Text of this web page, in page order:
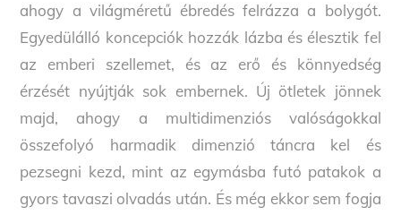
ahogy a világméretű ébredés felrázza a bolygót.
Egyedülálló koncepciók hozzák lázba és élesztik fel
az emberi szellemet, és az erő és könnyedség
érzését nyújtják sok embernek. Új ötletek jönnek
majd, ahogy a multidimenziós valóságokkal
összefolyó harmadik dimenzió táncra kel és
pezsegni kezd, mint az egymásba futó patakok a
gyors tavaszi olvadás után. És még ekkor sem fogja